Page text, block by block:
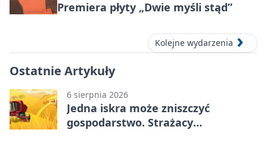
Premiera płyty „Dwie myśli stąd”
Kolejne wydarzenia
Ostatnie Artykuły
6 sierpnia 2026
Jedna iskra może zniszczyć
gospodarstwo. Strażacy